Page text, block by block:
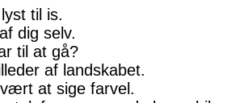
til is.
dig selv.
til at gå?
af landskabet.
at sige farvel.